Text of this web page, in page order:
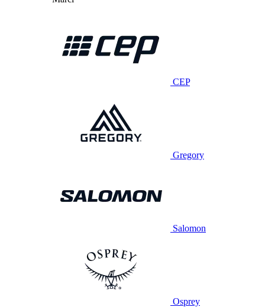
CEP
Gregory
Salomon
Osprey